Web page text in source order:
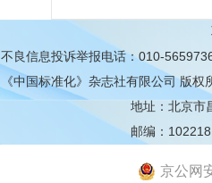
不良信息投诉举报电话：010-
《中国标准化》杂志社有限公司版权
地址：北京市
邮编：102218
京公网